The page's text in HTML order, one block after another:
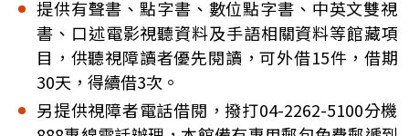
提供有聲書、點字書、數位點字書、中英文雙視
書、口述電影視聽資料及手語相關資料等館藏項
目，供聽視障讀者優先閱讀，可外借15件，借期
30天，得續借3次。
另提供視障者電話借閱，撥打04-2262-5100分機